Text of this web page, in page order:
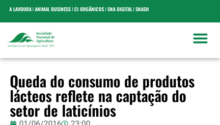
A LAVOURA ANIMAL BUSINESS CI ORGÂNICOS SNA DIGITAL SNASH
Queda do consumo de produtos
lácteos reflete na captação do
setor de laticínios